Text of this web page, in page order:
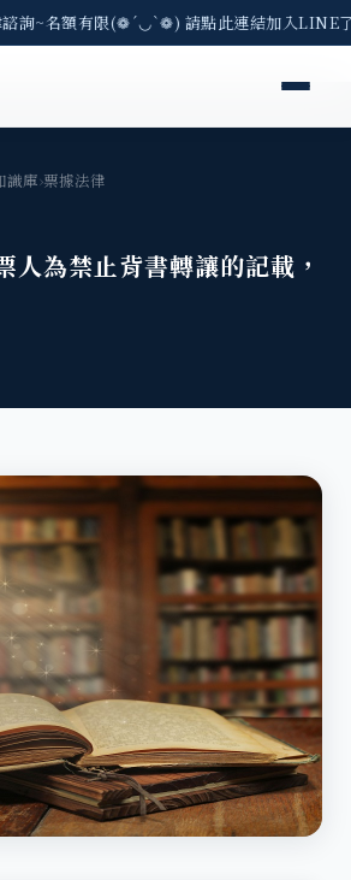
詢~名額有限(❁´◡`❁) 請點此連結加入
識庫›票據法律
人為禁止背書轉讓的記載，